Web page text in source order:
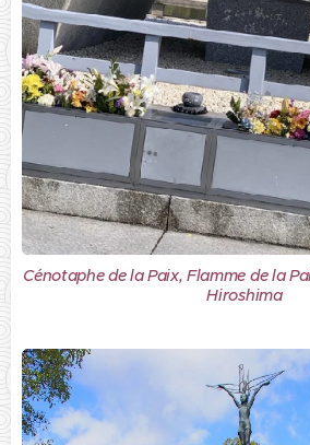
Cénotaphe de la Paix, Flamme de la
Hiroshima